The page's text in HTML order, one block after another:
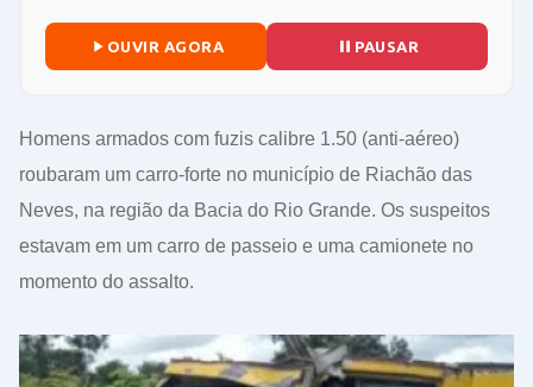
OUVIR AGORA PAUSAR
Homens armados com fuzis calibre 1.50 (anti-aéreo)
roubaram um carro-forte no município de Riachão das
Neves, na região da Bacia do Rio Grande. Os suspeitos
estavam em um carro de passeio e uma camionete no
momento do assalto.